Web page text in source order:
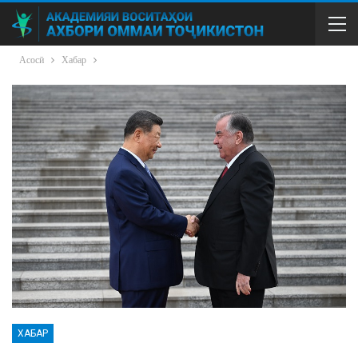
Асосӣ Хабар
ХАБАР